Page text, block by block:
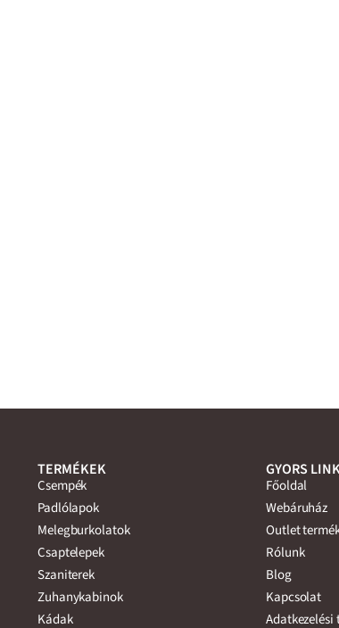
TERMÉKEK
Csempék
Padlólapok
Melegburkolatok
Csaptelepek
Szaniterek
Zuhanykabinok
Kádak
GYORS
Főoldal
Webáruház
Outlet
Rólunk
Blog
Kapcsolat